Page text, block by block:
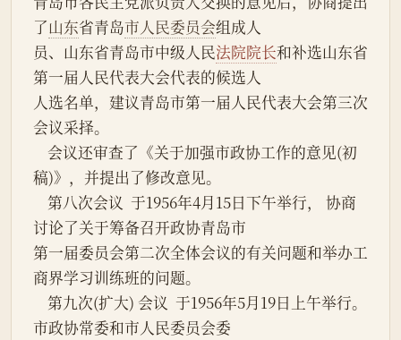
了山东省青岛市人民委员会组成人
员、山东省青岛市中级人民法院院长和补选山东省
第一届人民代表大会代表的候选人
人选名单，建议青岛市第一届人民代表大会第三次
会议采择。
稿)》，并提出了修改意见。
讨论了关于筹备召开政协青岛市
第一届委员会第二次全体会议的有关问题和举办工
商界学习训练班的问题。
市政协常委和市人民委员会委